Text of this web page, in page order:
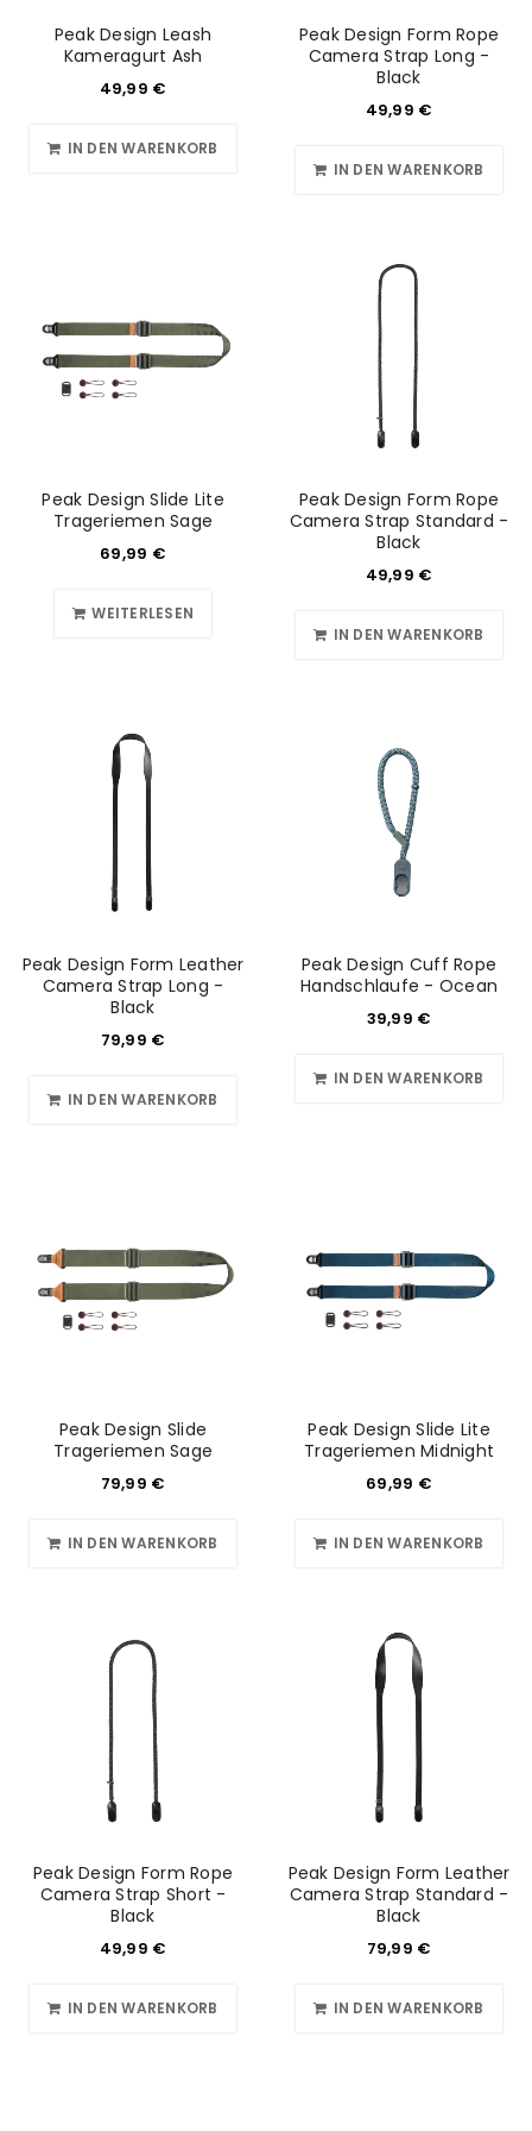
ANMELDEN
Benutzername oder E-Mail-Adresse
Peak Design Leash
Kameragurt Ash
49,99 €
IN DEN WARENKORB
Peak Design Form Rope
Camera Strap Long -
Black
49,99 €
IN DEN WARENKORB
Peak Design Slide Lite
Trageriemen Sage
69,99 €
WEITERLESEN
Peak Design Form Rope
Camera Strap Standard -
Black
49,99 €
IN DEN WARENKORB
Peak Design Form Leather
Camera Strap Long -
Black
79,99 €
IN DEN WARENKORB
Peak Design Cuff Rope
Handschlaufe - Ocean
39,99 €
IN DEN WARENKORB
Peak Design Slide
Trageriemen Sage
79,99 €
IN DEN WARENKORB
Peak Design Slide Lite
Trageriemen Midnight
69,99 €
IN DEN WARENKORB
Peak Design Form Rope
Camera Strap Short -
Black
49,99 €
IN DEN WARENKORB
Peak Design Form Leather
Camera Strap Standard -
Black
79,99 €
IN DEN WARENKORB